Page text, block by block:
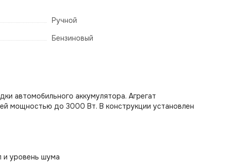
Ручной
Бензиновый
автомобильного аккумулятора. Агрегат
мощностью до 3000 Вт. В конструкции установлен
и уровень шума